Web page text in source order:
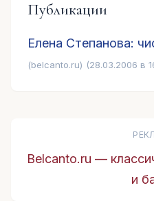
Публикации
Елена Степанова:
(belcanto.ru) (28.03.2006 в
Belcanto.ru —
и